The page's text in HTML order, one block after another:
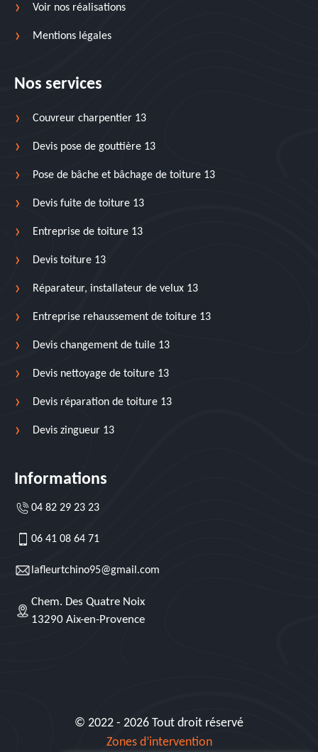
Voir nos réalisations
Mentions légales
Nos services
Couvreur charpentier 13
Devis pose de gouttière 13
Pose de bâche et bâchage de toiture 13
Devis fuite de toiture 13
Entreprise de toiture 13
Devis toiture 13
Réparateur, installateur de velux 13
Entreprise rehaussement de toiture 13
Devis changement de tuile 13
Devis nettoyage de toiture 13
Devis réparation de toiture 13
Devis zingueur 13
Informations
04 82 29 23 23
06 41 08 64 71
lafleurtchino95@gmail.com
Chem. Des Quatre Noix
13290 Aix-en-Provence
© 2022 - 2026 Tout droit réservé
Zones d’intervention